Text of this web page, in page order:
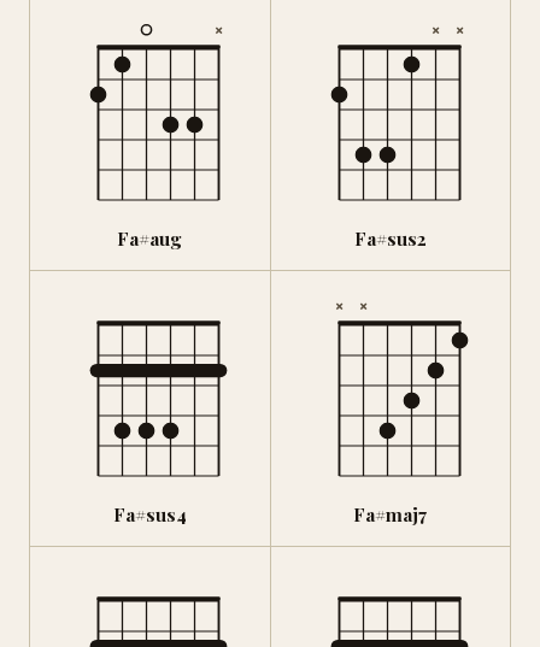
×
Fa#aug
× ×
Fa#sus2
Fa#sus4
× ×
Fa#maj7